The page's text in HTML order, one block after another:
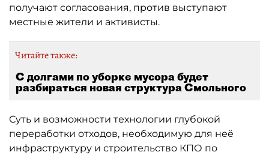
получают согласования, против выступают
местные жители и активисты.
Читайте также:
С долгами по уборке мусора будет
разбираться новая структура Смольного
Суть и возможности технологии глубокой
переработки отходов, необходимую для неё
инфраструктуру и строительство КПО по